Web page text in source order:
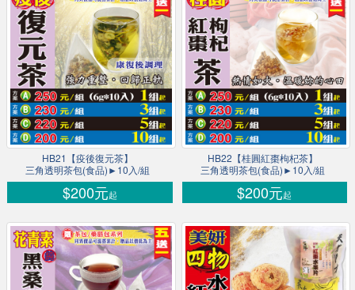
HB21【疫後復元茶】
三角透明茶包(食品)►10入/組
$200元起
HB22【桂圓紅棗枸杞茶】
三角透明茶包(食品)►10入/組
$200元起